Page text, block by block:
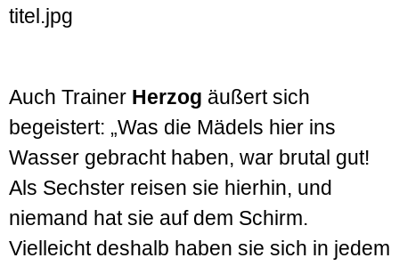
Auch Trainer Herzog äußert sich
begeistert: „Was die Mädels hier ins
Wasser gebracht haben, war brutal gut!
Als Sechster reisen sie hierhin, und
niemand hat sie auf dem Schirm.
Vielleicht deshalb haben sie sich in jedem